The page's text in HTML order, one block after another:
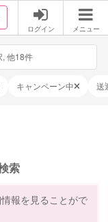
ログイン メニュー
, 他18件
キャンペーン中 送
索
報を見ることがで